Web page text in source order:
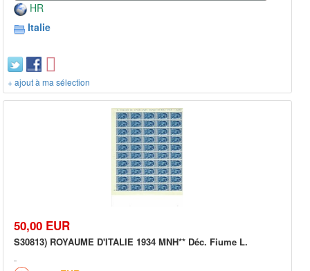
HR
Italie
+ ajout à ma sélection
50,00 EUR
S30813) ROYAUME D'ITALIE 1934 MNH** Déc. Fiume L.